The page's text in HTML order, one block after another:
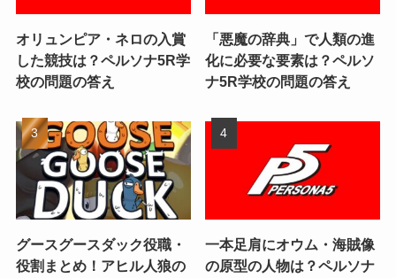
オリュンピア・ネロの入賞
した競技は？ペルソナ5R学
校の問題の答え
「悪魔の辞典」で人類の進
化に必要な要素は？ペルソ
ナ5R学校の問題の答え
グースグースダック役職・
役割まとめ！アヒル人狼の
一本足肩にオウム・海賊像
の原型の人物は？ペルソナ